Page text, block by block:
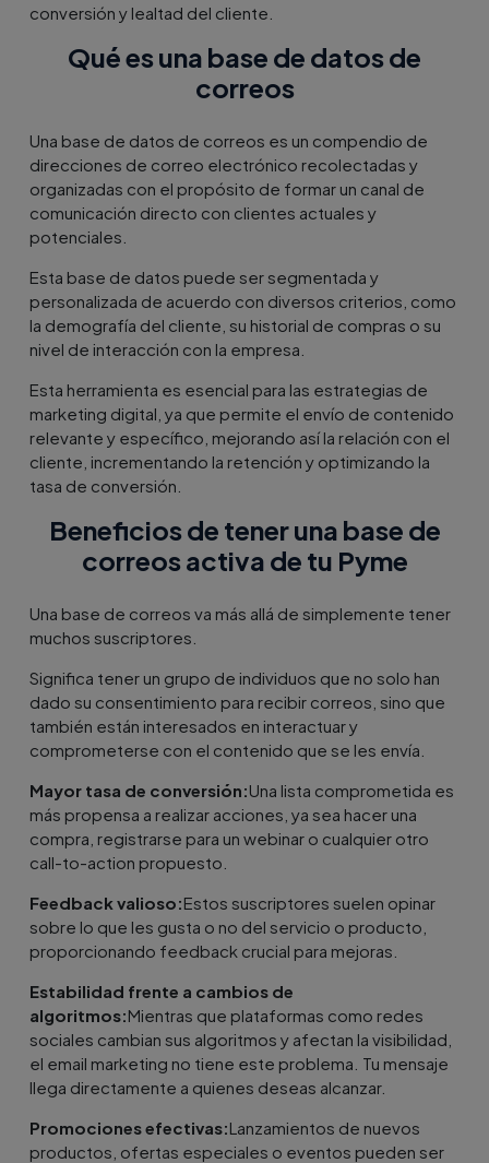
conversión y lealtad del cliente.
Qué es una base de datos de
correos
Una base de datos de correos es un compendio de
direcciones de correo electrónico recolectadas y
organizadas con el propósito de formar un canal de
comunicación directo con clientes actuales y
potenciales.
Esta base de datos puede ser segmentada y
personalizada de acuerdo con diversos criterios, como
la demografía del cliente, su historial de compras o su
nivel de interacción con la empresa.
Esta herramienta es esencial para las estrategias de
marketing digital, ya que permite el envío de contenido
relevante y específico, mejorando así la relación con el
cliente, incrementando la retención y optimizando la
tasa de conversión.
Beneficios de tener una base de
correos activa de tu Pyme
Una base de correos va más allá de simplemente tener
muchos suscriptores.
Significa tener un grupo de individuos que no solo han
dado su consentimiento para recibir correos, sino que
también están interesados en interactuar y
comprometerse con el contenido que se les envía.
Mayor tasa de conversión:Una lista comprometida es
más propensa a realizar acciones, ya sea hacer una
compra, registrarse para un webinar o cualquier otro
call-to-action propuesto.
Feedback valioso:Estos suscriptores suelen opinar
sobre lo que les gusta o no del servicio o producto,
proporcionando feedback crucial para mejoras.
Estabilidad frente a cambios de
algoritmos:Mientras que plataformas como redes
sociales cambian sus algoritmos y afectan la visibilidad,
el email marketing no tiene este problema. Tu mensaje
llega directamente a quienes deseas alcanzar.
Promociones efectivas:Lanzamientos de nuevos
productos, ofertas especiales o eventos pueden ser